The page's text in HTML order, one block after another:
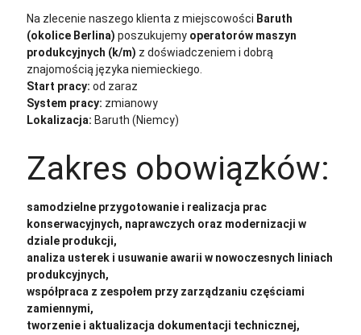
Na zlecenie naszego klienta z miejscowości Baruth
(okolice Berlina) poszukujemy operatorów maszyn
produkcyjnych (k/m) z doświadczeniem i dobrą
znajomością języka niemieckiego.
Start pracy: od zaraz
System pracy: zmianowy
Lokalizacja: Baruth (Niemcy)
Zakres obowiązków:
samodzielne przygotowanie i realizacja prac
konserwacyjnych, naprawczych oraz modernizacji w
dziale produkcji,
analiza usterek i usuwanie awarii w nowoczesnych liniach
produkcyjnych,
współpraca z zespołem przy zarządzaniu częściami
zamiennymi,
tworzenie i aktualizacja dokumentacji technicznej,